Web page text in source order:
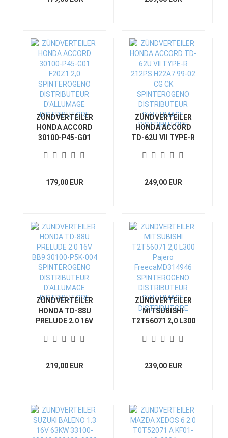
DISTRIBUTORE
D'ALLUMAGE
ZÜNDVERTEILER
HONDA ACCORD
30100-P45-G01
SPINTEROGENO
D'ALLUMAGE
DISTRIBUTORE
179,00 EUR
ZÜNDVERTEILER
HONDA ACCORD
TD-62U VII TYPE-R
CG CK
DISTRIBUTEUR
D'ALLUMAGE
249,00 EUR
ZÜNDVERTEILER
HONDA TD-88U
PRELUDE 2.0 16V
SPINTEROGENO
D'ALLUMAGE
DISTRIBUTORE
219,00 EUR
ZÜNDVERTEILER
MITSUBISHI
T2T56071 2,0 L300
FreecaMD314946
DISTRIBUTEUR
D'ALLUMAGE
239,00 EUR